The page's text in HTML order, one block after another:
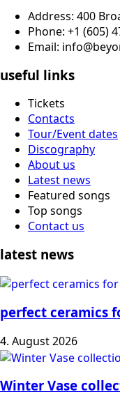
Address: 400
Phone: +1 (605)
Email:
useful links
Tickets
Contacts
Tour/Event dates
Discography
About us
Latest news
Featured songs
Top songs
Contact us
latest news
perfect ceramics
4. August 2026
Winter Vase